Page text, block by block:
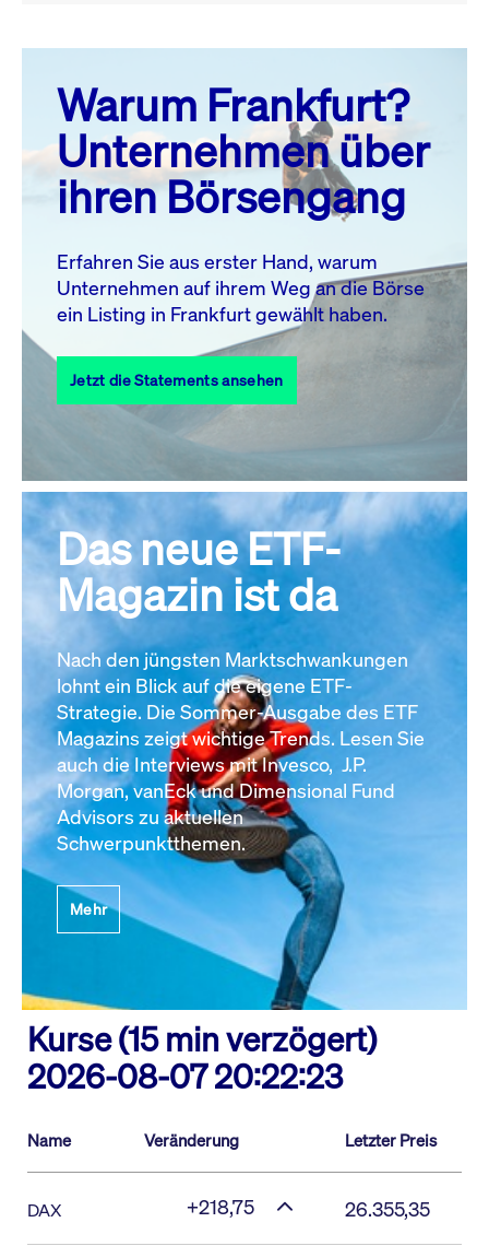
August 26
MO. DI. MI. DO. FR. SA. SO.
1
2
3
4 5 6 7 8
10 11 13 14
17
18 19 20 21 22
23
27 28
31
Alle Events
Warum Frankfurt?
Unternehmen über
ihren Börsengang
Erfahren Sie aus erster Hand, warum
Unternehmen auf ihrem Weg an die Börse
ein Listing in Frankfurt gewählt haben.
Jetzt die Statements ansehen
Das neue ETF-
Magazin ist da
Nach den jüngsten Marktschwankungen
lohnt ein Blick auf die eigene ETF-
Strategie. Die Sommer-Ausgabe des ETF
Magazins zeigt wichtige Trends. Lesen Sie
auch die Interviews mit Invesco, J.P.
Morgan, vanEck und Dimensional Fund
Advisors zu aktuellen
Schwerpunktthemen.
Mehr
Kurse (15 min verzögert)
2026-08-07 20:22:23
Name Veränderung Letzter Preis
DAX +218,75 26.355,35